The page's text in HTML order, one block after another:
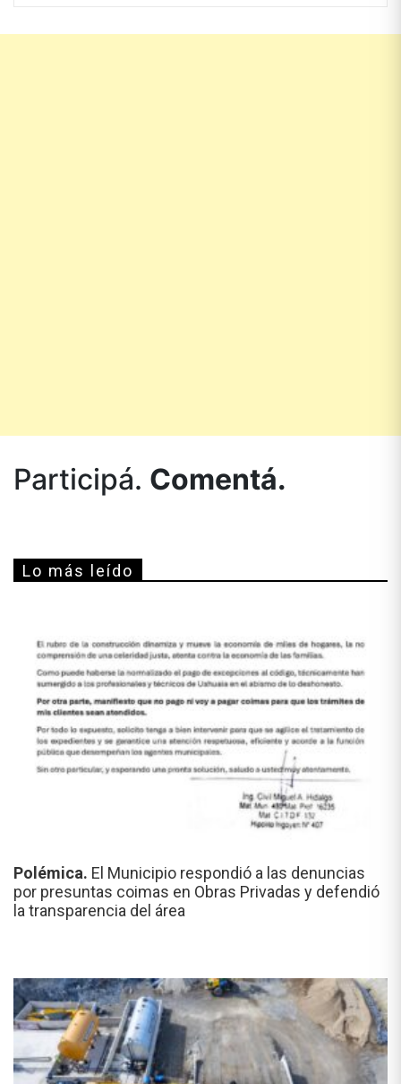
Participá. Comentá.
Lo más leído
Polémica. El Municipio respondió a las denuncias
por presuntas coimas en Obras Privadas y defendió
la transparencia del área